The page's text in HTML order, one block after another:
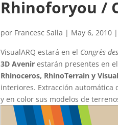
Rhinoforyou /
por Francesc Salla | May 6, 2010 |
VisualARQ estará en el Congrès
3D Avenir estarán presentes en
Rhinoceros, RhinoTerrain y
interiores. Extracción automática
y en color sus modelos de